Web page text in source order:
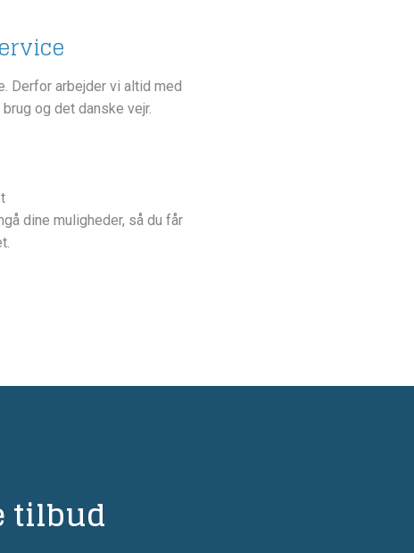
Derfor arbejder vi altid med
og det danske vejr.
dine muligheder, så du får
tilbud